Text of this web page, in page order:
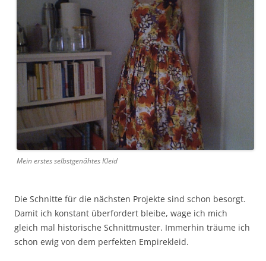
Mein erstes selbstgenähtes Kleid
Die Schnitte für die nächsten Projekte sind schon besorgt.
Damit ich konstant überfordert bleibe, wage ich mich
gleich mal historische Schnittmuster. Immerhin träume ich
schon ewig von dem perfekten Empirekleid.